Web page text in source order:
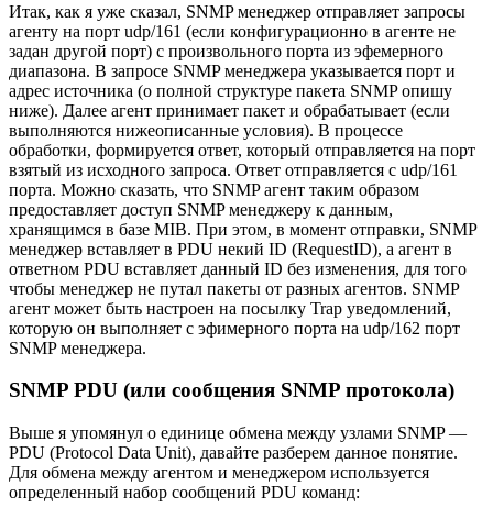
Итак, как я уже сказал, SNMP менеджер отправляет запросы
агенту на порт udp/161 (если конфигурационно в агенте не
задан другой порт) с произвольного порта из эфемерного
диапазона. В запросе SNMP менеджера указывается порт и
адрес источника (о полной структуре пакета SNMP опишу
ниже). Далее агент принимает пакет и обрабатывает (если
выполняются нижеописанные условия). В процессе
обработки, формируется ответ, который отправляется на порт
взятый из исходного запроса. Ответ отправляется с udp/161
порта. Можно сказать, что SNMP агент таким образом
предоставляет доступ SNMP менеджеру к данным,
хранящимся в базе MIB. При этом, в момент отправки, SNMP
менеджер вставляет в PDU некий ID (RequestID), а агент в
ответном PDU вставляет данный ID без изменения, для того
чтобы менеджер не путал пакеты от разных агентов. SNMP
агент может быть настроен на посылку Trap уведомлений,
которую он выполняет с эфимерного порта на udp/162 порт
SNMP менеджера.
SNMP PDU (или сообщения SNMP протокола)
Выше я упомянул о единице обмена между узлами SNMP —
PDU (Protocol Data Unit), давайте разберем данное понятие.
Для обмена между агентом и менеджером используется
определенный набор сообщений PDU команд: